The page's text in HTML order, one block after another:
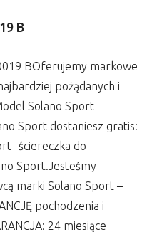
B
BOferujemy markowe
pożądanych i
Solano Sport
Sport dostaniesz gratis:-
ściereczka do
Sport.Jesteśmy
marki Solano Sport –
pochodzenia i
24 miesiące